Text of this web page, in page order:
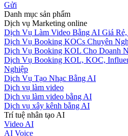
Gửi
Danh mục sản phẩm
Dịch vụ Marketing online
Dịch Vụ Làm Video Bằng AI Giá
Dịch Vụ Booking KOCs Chuyên
Dịch Vụ Booking KOL Cho Doanh
Dịch Vụ Booking KOL, KOC,
Nghiệp
Dịch Vụ Tạo Nhạc Bằng AI
Dịch vụ làm video
Dịch vụ làm video bằng AI
Dịch vụ xây kênh bằng AI
Trí tuệ nhân tạo AI
Video AI
AI Voice